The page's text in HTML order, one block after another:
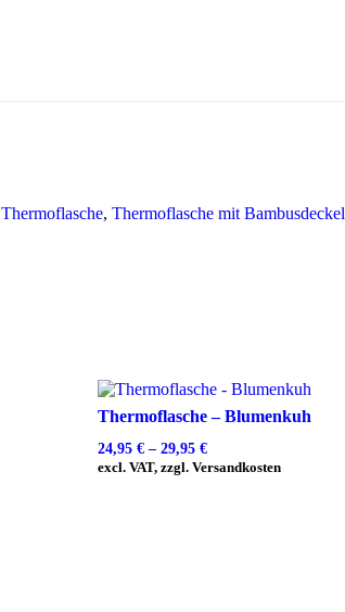
Thermoflasche, Thermoflasche mit Bambusdeckel
Thermoflasche – Blumenkuh
24,95 € – 29,95 €
excl. VAT, zzgl. Versandkosten